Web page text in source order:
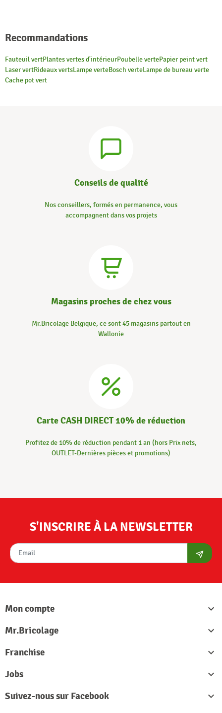
Recommandations
Fauteuil vertPlantes vertes d'intérieurPoubelle vertePapier peint vert
Laser vertRideaux vertsLampe verteBosch verteLampe de bureau verte
Cache pot vert
Conseils de qualité
Nos conseillers, formés en permanence, vous
accompagnent dans vos projets
Magasins proches de chez vous
Mr.Bricolage Belgique, ce sont 45 magasins partout en
Wallonie
Carte CASH DIRECT 10% de réduction
Profitez de 10% de réduction pendant 1 an (hors Prix nets,
OUTLET-Dernières pièces et promotions)
S'INSCRIRE À LA NEWSLETTER
Mon compte

Mr.Bricolage

Franchise

Jobs

Suivez-nous sur Facebook
